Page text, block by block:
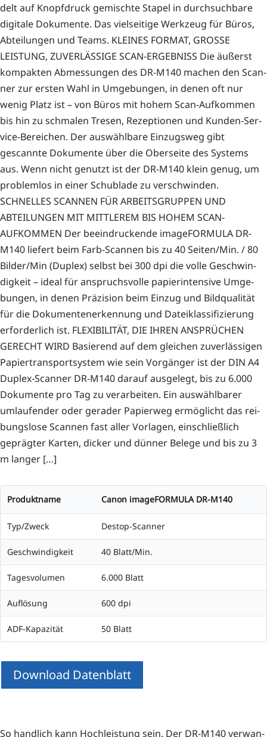
delt auf Knopf­druck gemisch­te Sta­pel in durch­such­ba­re
digi­ta­le Doku­men­te. Das viel­sei­ti­ge Werk­zeug für Büros,
Abtei­lun­gen und Teams. KLEINES FORMAT, GROSSE
LEISTUNG, ZUVERLÄSSIGE SCAN-ERGEBNISS Die äußerst
kom­pak­ten Abmes­sun­gen des DR-M140 machen den Scan­
ner zur ers­ten Wahl in Umge­bun­gen, in denen oft nur
wenig Platz ist – von Büros mit hohem Scan-Auf­­­kom­­men
bis hin zu schma­len Tre­sen, Rezep­tio­nen und Kun­­den-Ser­­
vice-Berei­chen. Der aus­wähl­ba­re Ein­zugs­weg gibt
gescann­te Doku­men­te über die Ober­sei­te des Sys­tems
aus. Wenn nicht genutzt ist der DR-M140 klein genug, um
pro­blem­los in einer Schub­la­de zu ver­schwin­den.
SCHNELLES SCANNEN FÜR ARBEITSGRUPPEN UND
ABTEILUNGEN MIT MITTLEREM BIS HOHEM SCAN-
AUFKOMMEN Der beein­dru­cken­de image­FOR­MU­LA DR-
M140 lie­fert beim Farb-Scan­­nen bis zu 40 Seiten/Min. / 80
Bilder/Min (Duplex) selbst bei 300 dpi die vol­le Geschwin­
dig­keit – ide­al für anspruchs­vol­le papier­in­ten­si­ve Umge­
bun­gen, in denen Prä­zi­si­on beim Ein­zug und Bild­qua­li­tät
für die Doku­men­ten­er­ken­nung und Datei­klas­si­fi­zie­rung
erfor­der­lich ist. FLEXIBILITÄT, DIE IHREN ANSPRÜCHEN
GERECHT WIRD Basie­rend auf dem glei­chen zuver­läs­si­gen
Papier­trans­port­sys­tem wie sein Vor­gän­ger ist der DIN A4
Duplex-Scan­­ner DR-M140 dar­auf aus­ge­legt, bis zu 6.000
Doku­men­te pro Tag zu ver­ar­bei­ten. Ein aus­wähl­ba­rer
umlau­fen­der oder gera­der Papier­weg ermög­licht das rei­
bungs­lo­se Scan­nen fast aller Vor­la­gen, ein­schließ­lich
gepräg­ter Kar­ten, dicker und dün­ner Bele­ge und bis zu 3
m langer […]
Produktname Canon imageFORMULA DR-M140
Typ/Zweck Destop-Scanner
Geschwindigkeit 40 Blatt/Min.
Tagesvolumen 6.000 Blatt
Auflösung 600 dpi
ADF-Kapazität 50 Blatt
Download Datenblatt
So hand­lich kann Hoch­leis­tung sein. Der DR-M140 ver­wan­